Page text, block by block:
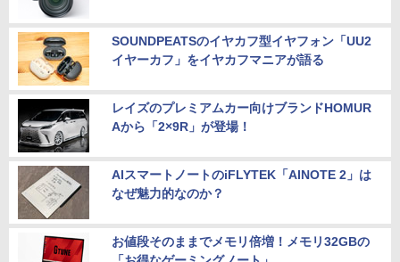
SOUNDPEATSのイヤカフ型イヤフォン「UU2
イヤーカフ」をイヤカフマニアが語る
レイズのプレミアムカー向けブランドHOMUR
Aから「2×9R」が登場！
AIスマートノートのiFLYTEK「AINOTE 2」は
なぜ魅力的なのか？
お値段そのままでメモリ倍増！メモリ32GBの